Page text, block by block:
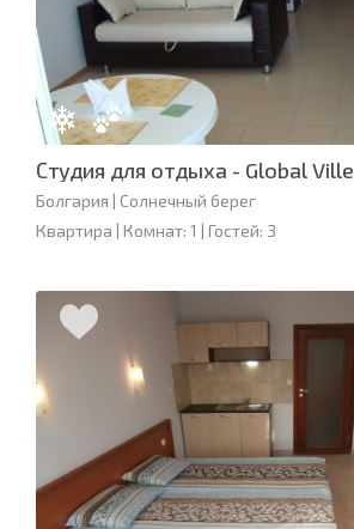
Студия для отдыха - Global Ville
Болгария | Солнечный берег
Квартира | Комнат: 1 | Гостей: 3